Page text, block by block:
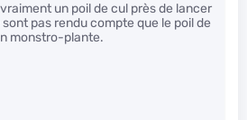
un poil de cul près de lancer
sont pas rendu compte que le poil de
monstro-plante.